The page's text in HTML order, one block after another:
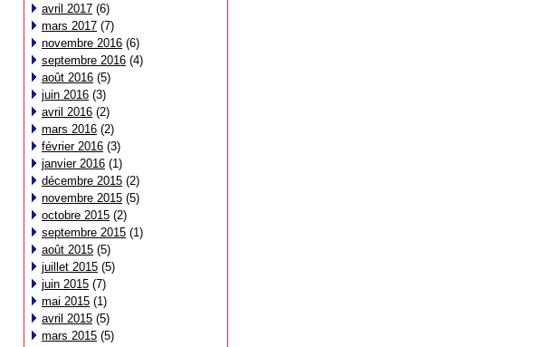
avril 2017 (6)
mars 2017 (7)
novembre 2016 (6)
septembre 2016 (4)
août 2016 (5)
juin 2016 (3)
avril 2016 (2)
mars 2016 (2)
février 2016 (3)
janvier 2016 (1)
décembre 2015 (2)
novembre 2015 (5)
octobre 2015 (2)
septembre 2015 (1)
août 2015 (5)
juillet 2015 (5)
juin 2015 (7)
mai 2015 (1)
avril 2015 (5)
mars 2015 (5)